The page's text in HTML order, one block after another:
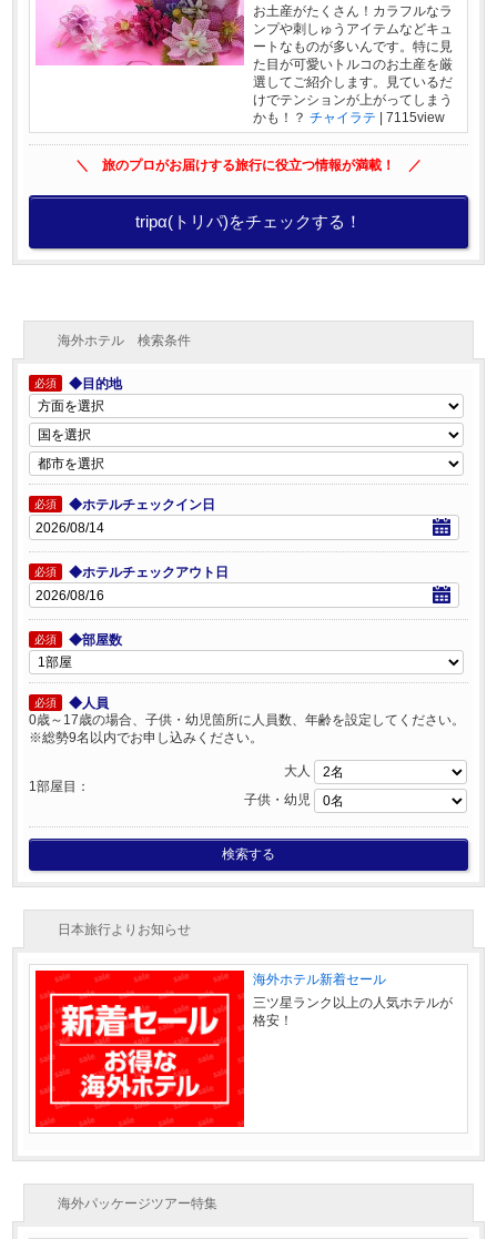
お土産がたくさん！カラフルなラ
ンプや刺しゅうアイテムなどキュ
ートなものが多いんです。特に見
た目が可愛いトルコのお土産を厳
選してご紹介します。見ているだ
けでテンションが上がってしまう
かも！？ チャイラテ 7115view
＼ 旅のプロがお届けする旅行に役立つ情報が満載！ ／
tripα(トリパ)をチェックする！
海外ホテル 検索条件
必須 ◆目的地
必須 ◆ホテルチェックイン日
必須 ◆ホテルチェックアウト日
必須 ◆部屋数
必須
◆人員
0歳～17歳の場合、子供・幼児箇所に人員数、年齢を設定してください。
※総勢9名以内でお申し込みください。
1部屋目：
大人
子供・幼児
検索する
日本旅行よりお知らせ
海外ホテル新着セール
三ツ星ランク以上の人気ホテルが
格安！
海外パッケージツアー特集